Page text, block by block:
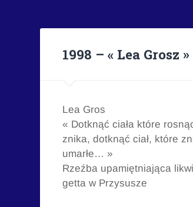
1998 – « Lea Grosz »
Lea Gros
« Dotknąć ciała które
znika, dotknąć ciał, które
umarłe… »
Rzeźba upamiętniająca
getta w Przysusze